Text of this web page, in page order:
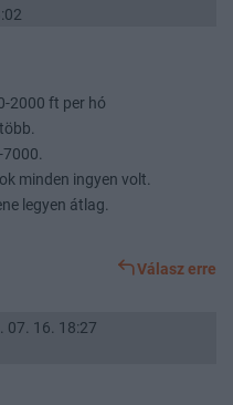
2000 ft per hó
minden ingyen volt.
legyen átlag.
Válasz erre
07. 16. 18:27